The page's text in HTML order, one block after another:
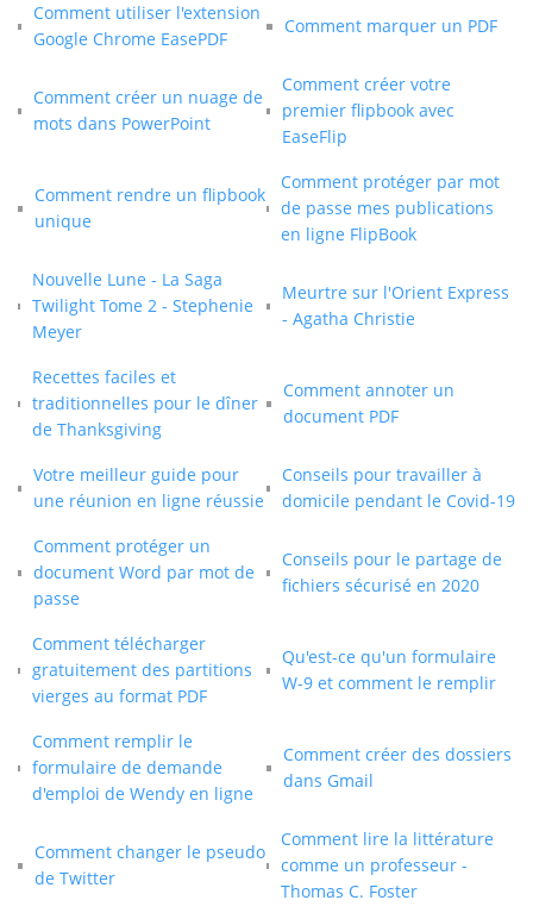
Comment utiliser l'extension
Google Chrome EasePDF
Comment marquer un PDF
Comment créer un nuage de
mots dans PowerPoint
Comment créer votre
premier flipbook avec
EaseFlip
Comment rendre un flipbook
unique
Comment protéger par mot
de passe mes publications
en ligne FlipBook
Nouvelle Lune - La Saga
Twilight Tome 2 - Stephenie
Meyer
Meurtre sur l'Orient Express
- Agatha Christie
Recettes faciles et
traditionnelles pour le dîner
de Thanksgiving
Comment annoter un
document PDF
Votre meilleur guide pour
une réunion en ligne réussie
Conseils pour travailler à
domicile pendant le Covid-19
Comment protéger un
document Word par mot de
passe
Conseils pour le partage de
fichiers sécurisé en 2020
Comment télécharger
gratuitement des partitions
vierges au format PDF
Qu'est-ce qu'un formulaire
W-9 et comment le remplir
Comment remplir le
formulaire de demande
d'emploi de Wendy en ligne
Comment créer des dossiers
dans Gmail
Comment changer le pseudo
de Twitter
Comment lire la littérature
comme un professeur -
Thomas C. Foster